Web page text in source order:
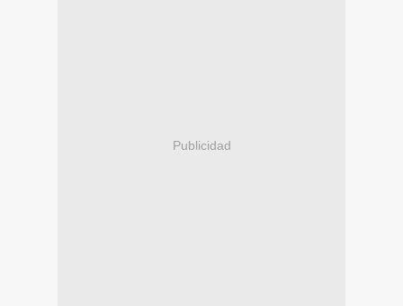
Publicidad